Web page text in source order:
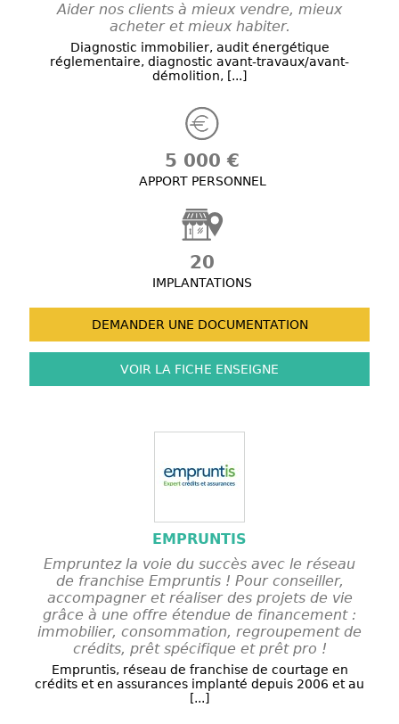
Aider nos clients à mieux vendre, mieux
acheter et mieux habiter.
Diagnostic immobilier, audit énergétique
réglementaire, diagnostic avant-travaux/avant-
démolition, [...]
5 000 €
APPORT PERSONNEL
20
IMPLANTATIONS
DEMANDER UNE DOCUMENTATION
VOIR LA FICHE ENSEIGNE
EMPRUNTIS
Empruntez la voie du succès avec le réseau
de franchise Empruntis ! Pour conseiller,
accompagner et réaliser des projets de vie
grâce à une offre étendue de financement :
immobilier, consommation, regroupement de
crédits, prêt spécifique et prêt pro !
Empruntis, réseau de franchise de courtage en
crédits et en assurances implanté depuis 2006 et au
[...]